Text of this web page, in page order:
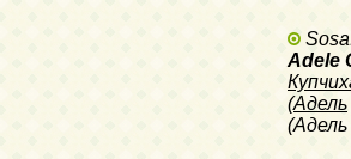
Adele
(Адель